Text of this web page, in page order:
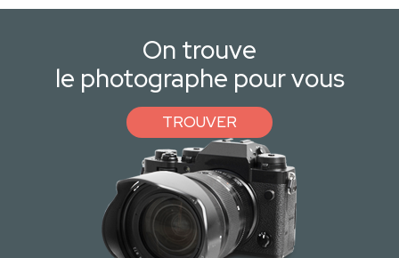
On trouve
le photographe pour vous
TROUVER